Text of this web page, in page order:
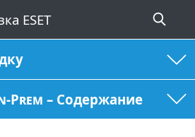
Prem – Содержание